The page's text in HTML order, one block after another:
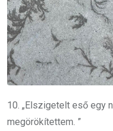
10. „Elszigetelt eső egy
megörökítettem. ”